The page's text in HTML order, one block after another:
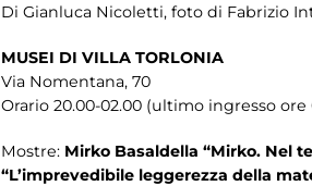
Di Gianluca Nicoletti, foto di Fabrizio
MUSEI DI VILLA TORLONIA
Via Nomentana, 70
Orario 20.00-02.00 (ultimo ingresso ore
Mostre: Mirko Basaldella “Mirko. Nel
“L’imprevedibile leggerezza della